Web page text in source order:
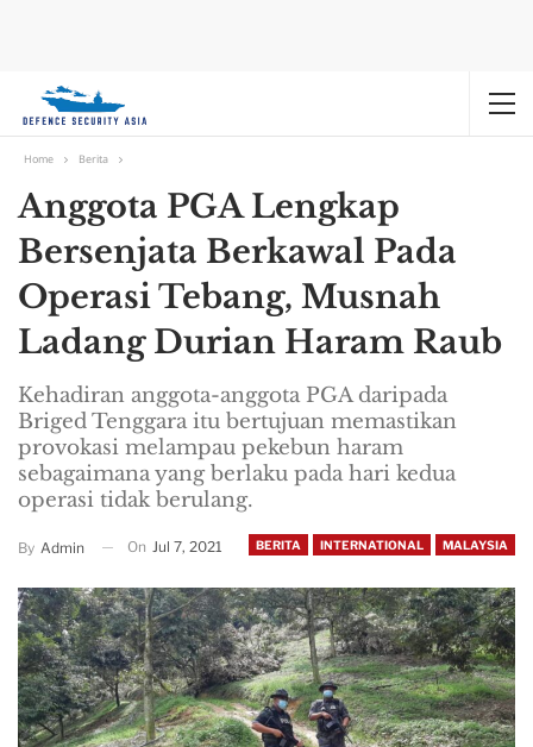
Home Berita
Anggota PGA Lengkap
Bersenjata Berkawal Pada
Operasi Tebang, Musnah
Ladang Durian Haram Raub
Kehadiran anggota-anggota PGA daripada
Briged Tenggara itu bertujuan memastikan
provokasi melampau pekebun haram
sebagaimana yang berlaku pada hari kedua
operasi tidak berulang.
BERITA INTERNATIONAL MALAYSIA
By Admin On Jul 7, 2021